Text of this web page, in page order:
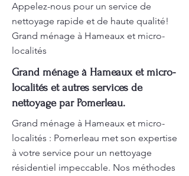
Appelez-nous pour un service de
nettoyage rapide et de haute qualité!
Grand ménage à Hameaux et micro-
localités
Grand ménage à Hameaux et micro-
localités et autres services de
nettoyage par Pomerleau.
Grand ménage à Hameaux et micro-
localités : Pomerleau met son expertise
à votre service pour un nettoyage
résidentiel impeccable. Nos méthodes